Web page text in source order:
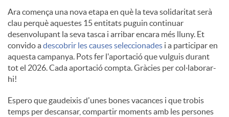
Ara comença una nova etapa en què la teva solidaritat serà
clau perquè aquestes 15 entitats puguin continuar
desenvolupant la seva tasca i arribar encara més lluny. Et
convido adescobrir les causes seleccionades i a participar en
aquesta campanya. Pots fer l'aportació que vulguis durant
tot el 2026. Cada aportació compta. Gràcies per col·laborar-
hi!
Espero que gaudeixis d'unes bones vacances i que trobis
temps per descansar, compartir moments amb les persones